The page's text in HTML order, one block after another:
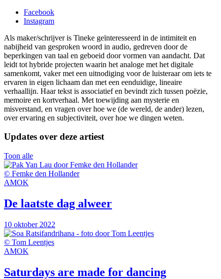
Facebook
Instagram
Als maker/schrijver is Tineke geïnteresseerd in de intimiteit en
nabijheid van gesproken woord in audio, gedreven door de
beperkingen van taal en geboeid door vormen van aandacht. Dat
leidt tot hybride projecten waarin het analoge met het digitale
samenkomt, vaker met een uitnodiging voor de luisteraar om iets te
ervaren in eigen lichaam dan met een eenduidige, lineaire
verhaallijn. Haar tekst is associatief en bevindt zich tussen poëzie,
memoire en kortverhaal. Met toewijding aan mysterie en
misverstand, en vragen over hoe we (de wereld, de ander) lezen,
over ervaring en subjectiviteit, over hoe we dingen weten.
Updates over deze artiest
Toon alle
© Femke den Hollander
AMOK
De laatste dag alweer
10 oktober 2022
© Tom Leentjes
AMOK
Saturdays are made for dancing